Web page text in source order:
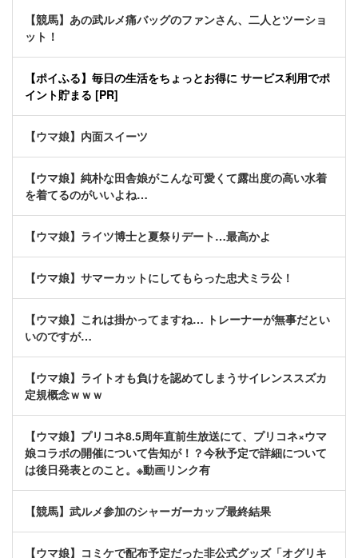
【競馬】あの武ルメ痛バッグのファンさん、二人とツーショ
ット！
【ポイふる】毎日の生活をちょっとお得に サービス利用でポ
イント貯まる [PR]
【ウマ娘】内面スイーツ
【ウマ娘】純朴な田舎娘がこんな可愛くて露出度の高い水着
を着てるのがいいよね…
【ウマ娘】ライツ博士と夏祭りデート…最高かよ
【ウマ娘】サマーカットにしてもらった忠犬ミラ公！
【ウマ娘】これは掛かってますね… トレーナーが無事だとい
いのですが…
【ウマ娘】ライトオも負けを認めてしまうサイレンススズカ
定規概念ｗｗｗ
【ウマ娘】プリコネ8.5周年直前生放送にて、プリコネ×ウマ
娘コラボの開催について告知が！？今秋予定で詳細について
は後日発表とのこと。※動画リンク有
【競馬】武ルメ参加のシャーガーカップ最終結果
【ウマ娘】コミケで配布予定だった非公式グッズ「オグリキ